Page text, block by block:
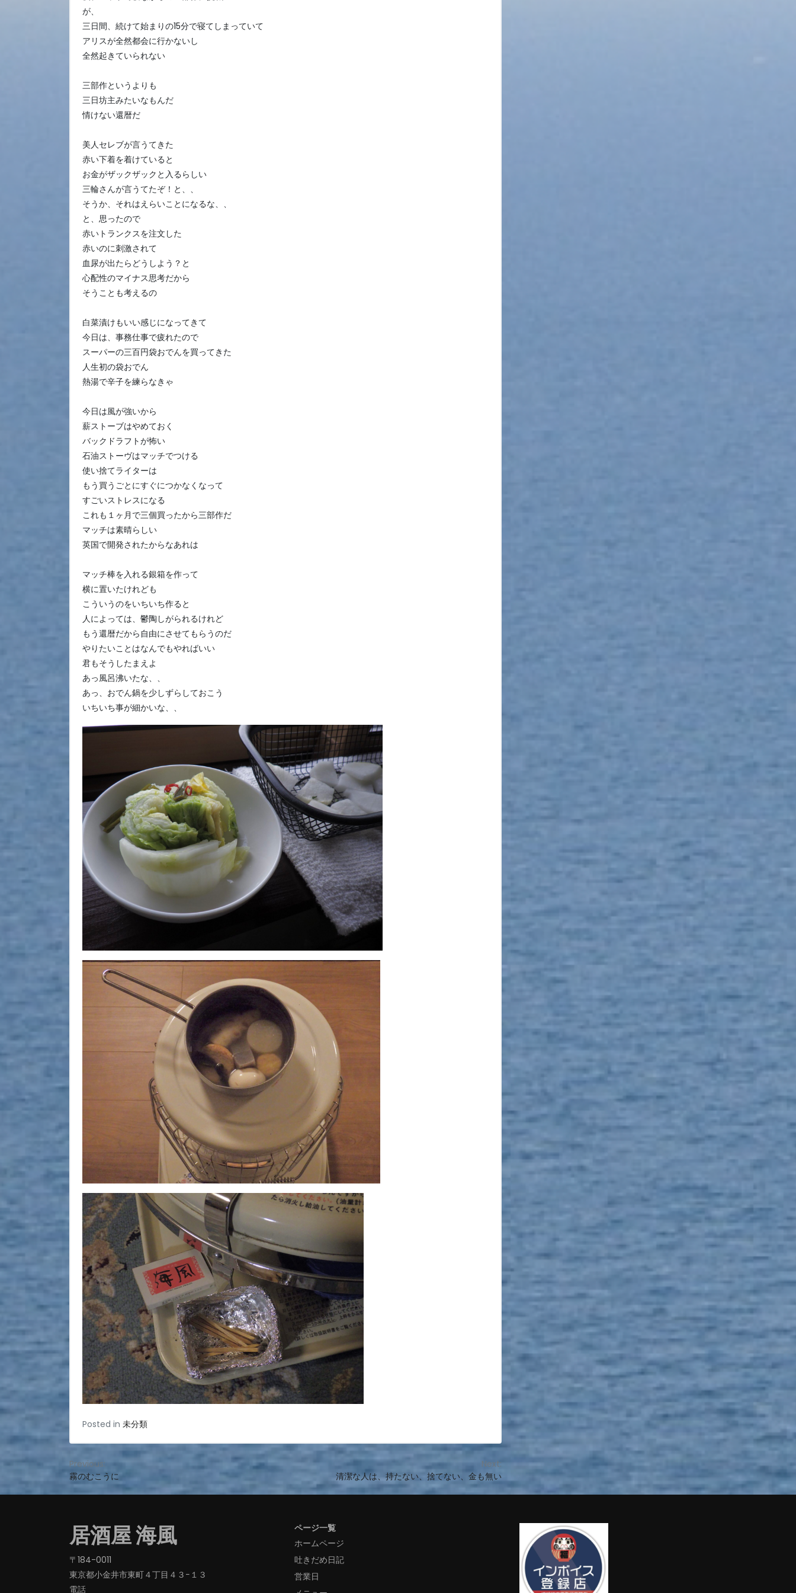
が、
三日間、続けて始まりの15分で寝てしまっていて
アリスが全然都会に行かないし
全然起きていられない
三部作というよりも
三日坊主みたいなもんだ
情けない還暦だ
美人セレブが言うてきた
赤い下着を着けていると
お金がザックザックと入るらしい
三輪さんが言うてたぞ！と、、
そうか、それはえらいことになるな、、
と、思ったので
赤いトランクスを注文した
赤いのに刺激されて
血尿が出たらどうしよう？と
心配性のマイナス思考だから
そうことも考えるの
白菜漬けもいい感じになってきて
今日は、事務仕事で疲れたので
スーパーの三百円袋おでんを買ってきた
人生初の袋おでん
熱湯で辛子を練らなきゃ
今日は風が強いから
薪ストーブはやめておく
バックドラフトが怖い
石油ストーヴはマッチでつける
使い捨てライターは
もう買うごとにすぐにつかなくなって
すごいストレスになる
これも１ヶ月で三個買ったから三部作だ
マッチは素晴らしい
英国で開発されたからなあれは
マッチ棒を入れる銀箱を作って
横に置いたけれども
こういうのをいちいち作ると
人によっては、鬱陶しがられるけれど
もう還暦だから自由にさせてもらうのだ
やりたいことはなんでもやればいい
君もそうしたまえよ
あっ風呂沸いたな、、
あっ、おでん鍋を少しずらしておこう
いちいち事が細かいな、、
Posted in 未分類
投
稿
ビ
ゲ
ー
シ
Previous:
霧のむこうに
Next:
清潔な人は、持たない、捨てない、金も無い
居酒屋 海風
〒184-0011
東京都小金井市東町４丁目４３−１３
電話
ページ一覧
ホームページ
吐きだめ日記
営業日